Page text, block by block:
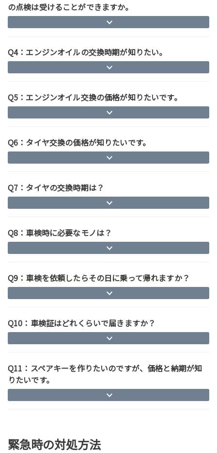
の点検は受けることができますか。
Q4：エンジンオイルの交換時期が知りたい。
Q5：エンジンオイル交換の価格が知りたいです。
Q6：タイヤ交換の価格が知りたいです。
Q7：タイヤの交換時期は？
Q8：車検時に必要なモノは？
Q9：車検を依頼したらその日に乗って帰れますか？
Q10：車検証はどれくらいで届きますか？
Q11：スペアキーを作りたいのですが、価格と納期が知
りたいです。
緊急時の対処方法